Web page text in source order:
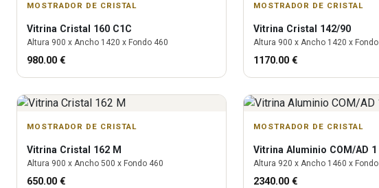
MOSTRADOR DE CRISTAL
Vitrina Cristal 160 C1C
Altura 900 x Ancho 1420 x Fondo 460
980.00 €
MOSTRADOR DE CRISTAL
Vitrina Cristal 142/90
Altura 900 x Ancho 1420 x Fondo
1170.00 €
MOSTRADOR DE CRISTAL
Vitrina Cristal 162 M
Altura 900 x Ancho 500 x Fondo 460
650.00 €
MOSTRADOR DE CRISTAL
Vitrina Aluminio COM/AD 1
Altura 920 x Ancho 1460 x Fondo
2340.00 €